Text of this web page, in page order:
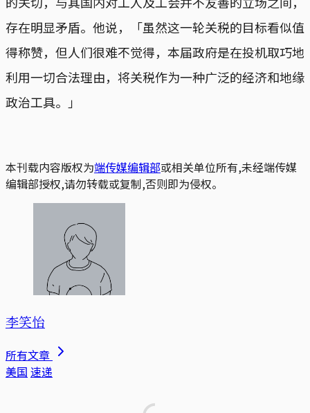
存在明显矛盾。他说，「虽然这一轮关税的目标看似值
得称赞，但人们很难不觉得，本届政府是在投机取巧地
利用一切合法理由，将关税作为一种广泛的经济和地缘
政治工具。」
本刊载内容版权为端传媒编辑部或相关单位所有,未经端传媒
编辑部授权,请勿转载或复制,否则即为侵权。
李笑怡
所有文章
美国 速递